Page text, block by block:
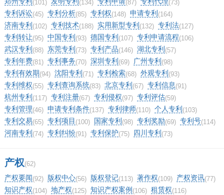
(101) (134) (87) (73)
专利诉讼(45) 专利分析(85) 专利权(148) 申请专利 (164)
济南专利 (102) 专利技术(188) 实用新型专利 (132) 专利法(127)
专利转让(95) 中国专利 (93) 德国专利 (107) 专利申请流程(106)
武汉专利 (88) 东莞专利 (73) 专利产品(146) 湖北专利 (57)
专利年费(81) 专利事务(70) 深圳专利 (69) 广州专利 (98)
专利有效期(94) 沈阳专利 (71) 专利检索(68) 外观专利 (93)
专利维权(55) 专利查询系统(83) 北京专利 (67) 专利信息(91)
杭州专利 (117) 专利注册(67) 专利侵权(97) 专利评估(59)
专利管理(46) 申请专利条件(137) 专利律师(110) 个人专利 (103)
专利交易(65) 专利项目 (100) 国家专利 (98) 专利奖励(69) 专利号(114)
河南专利 (74) 专利纠纷(91) 专利保护(75) 四川专利 (73)
产权(62)
产权要闻(92) 版权中心(56) 版权登记(113) 著作权(109) 产权资讯(77)
知识产权(104) 地产权(125) 知识产权案例 (106) 租赁权(116)